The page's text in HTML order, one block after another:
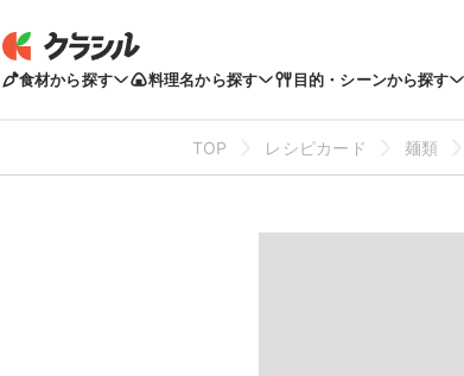
食材から探す 料理名から探す 目的・シーンから探す
TOP レシピカード 麺類